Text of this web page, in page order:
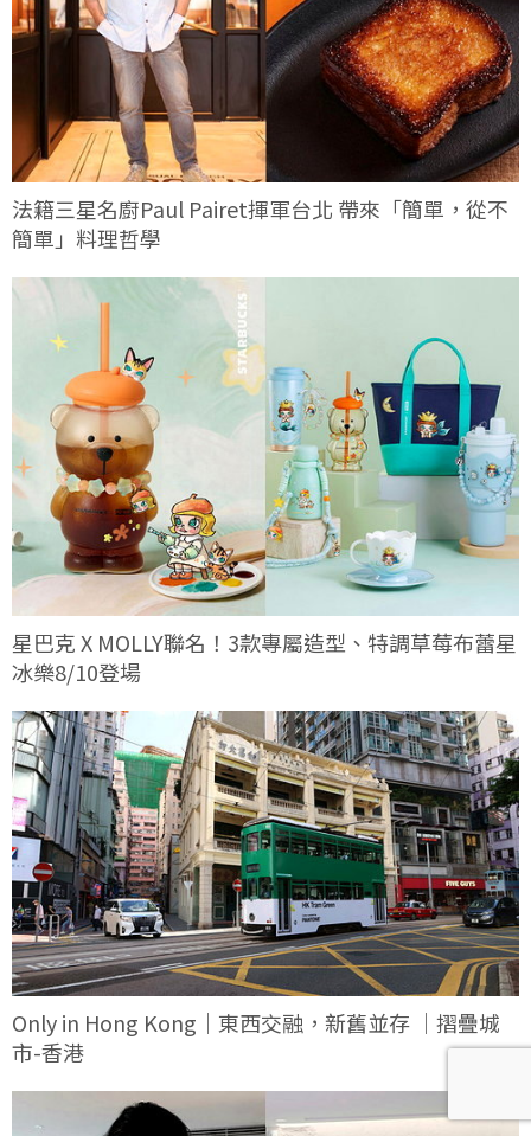
法籍三星名廚Paul Pairet揮軍台北 帶來「簡單，從不
簡單」料理哲學
星巴克 X MOLLY聯名！3款專屬造型、特調草莓布蕾星
冰樂8/10登場
Only in Hong Kong｜東西交融，新舊並存 ｜摺疊城
市-香港